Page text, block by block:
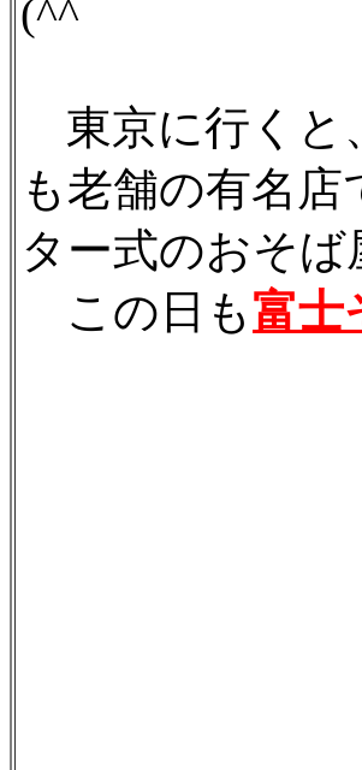
(^^ゞ
東京に行くと
も老舗の有名
ター式のおそば
この日も富士